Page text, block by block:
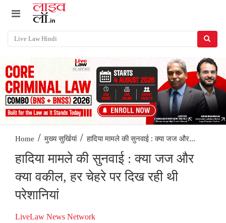
Home / मुख्य सुर्खियां / हादिया मामले की सुनवाई : क्या जज और...
हादिया मामले की सुनवाई : क्या जज और
क्या वकील, हर चेहरे पर दिख रही थी
परेशानियां
LiveLaw News Network